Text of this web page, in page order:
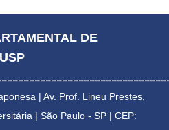
DE
| Av. Prof. Lineu Prestes,
| São Paulo - SP | CEP: